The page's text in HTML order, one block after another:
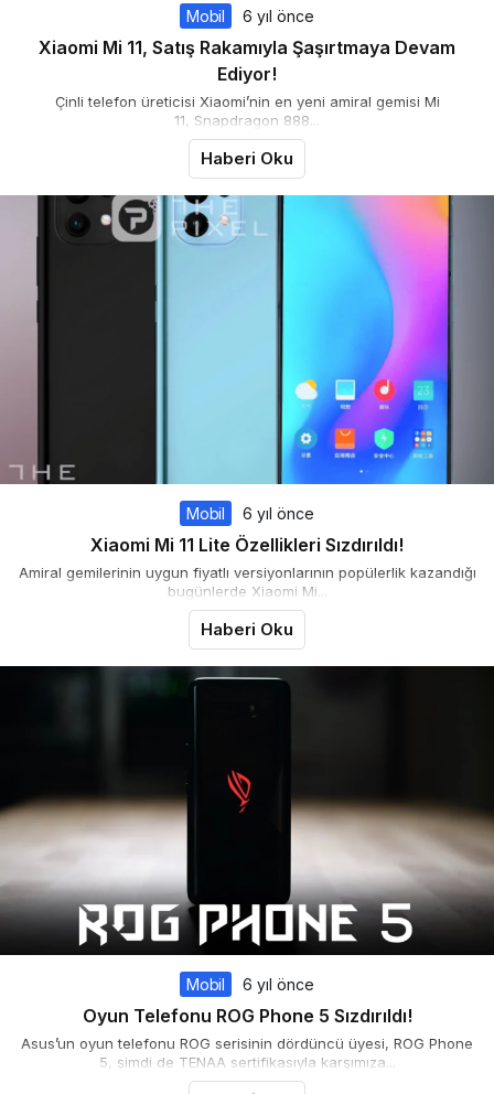
Mobil 6 yıl önce
Xiaomi Mi 11, Satış Rakamıyla Şaşırtmaya Devam
Ediyor!
Çinli telefon üreticisi Xiaomi’nin en yeni amiral gemisi Mi
11, Snapdragon 888...
Haberi Oku
Mobil 6 yıl önce
Xiaomi Mi 11 Lite Özellikleri Sızdırıldı!
Amiral gemilerinin uygun fiyatlı versiyonlarının popülerlik kazandığı
bugünlerde Xiaomi Mi...
Haberi Oku
Mobil 6 yıl önce
Oyun Telefonu ROG Phone 5 Sızdırıldı!
Asus’un oyun telefonu ROG serisinin dördüncü üyesi, ROG Phone
5, şimdi de TENAA sertifikasıyla karşımıza...